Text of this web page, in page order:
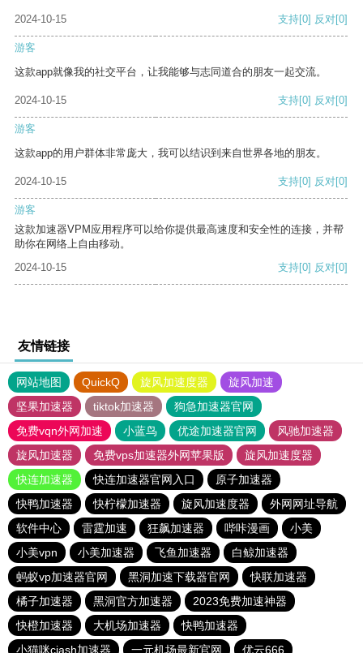
2024-10-15 支持[0] 反对[0]
游客
这款app就像我的社交平台，让我能够与志同道合的朋友一起交流。
2024-10-15 支持[0] 反对[0]
游客
这款app的用户群体非常庞大，我可以结识到来自世界各地的朋友。
2024-10-15 支持[0] 反对[0]
游客
这款加速器VPM应用程序可以给你提供最高速度和安全性的连接，并帮
助你在网络上自由移动。
2024-10-15
支持[0] 反对[0]
友情链接
网站地图 QuickQ 旋风加速度器
旋风加速
坚果加速器
tiktok加速器
狗急加速器官网
免费vqn外网加速
小蓝鸟 优途加速器官网
风驰加速器
旋风加速器
免费vps加速器外网苹果版
旋风加速度器
快连加速器
快连加速器官网入口
原子加速器
快鸭加速器
快柠檬加速器 旋风加速度器
外网网址导航
软件中心
雷霆加速 狂飙加速器 哔咔漫画
小美
小美vpn
小美加速器 飞鱼加速器
白鲸加速器
蚂蚁vp加速器官网
黑洞加速下载器官网
快联加速器
橘子加速器
黑洞官方加速器
2023免费加速神器
快橙加速器
大机场加速器
快鸭加速器
小猫咪ciash加速器
一元机场最新官网 优云666